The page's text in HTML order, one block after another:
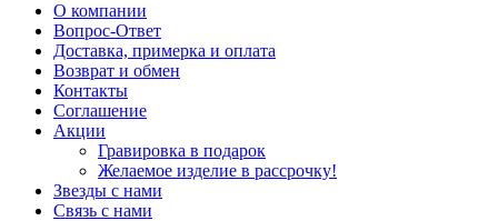
О компании
Вопрос-Ответ
Доставка, примерка и оплата
Возврат и обмен
Контакты
Соглашение
Акции
Гравировка в подарок
Желаемое изделие в рассрочку!
Звезды с нами
Связь с нами